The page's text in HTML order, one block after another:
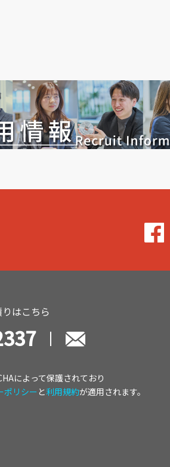
はこちら
によって保護されており
ポリシー と利用規約が適用されます。